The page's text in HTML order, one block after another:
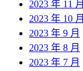
2023 年 11 月
2023 年 10 月
2023 年 9 月
2023 年 8 月
2023 年 7 月